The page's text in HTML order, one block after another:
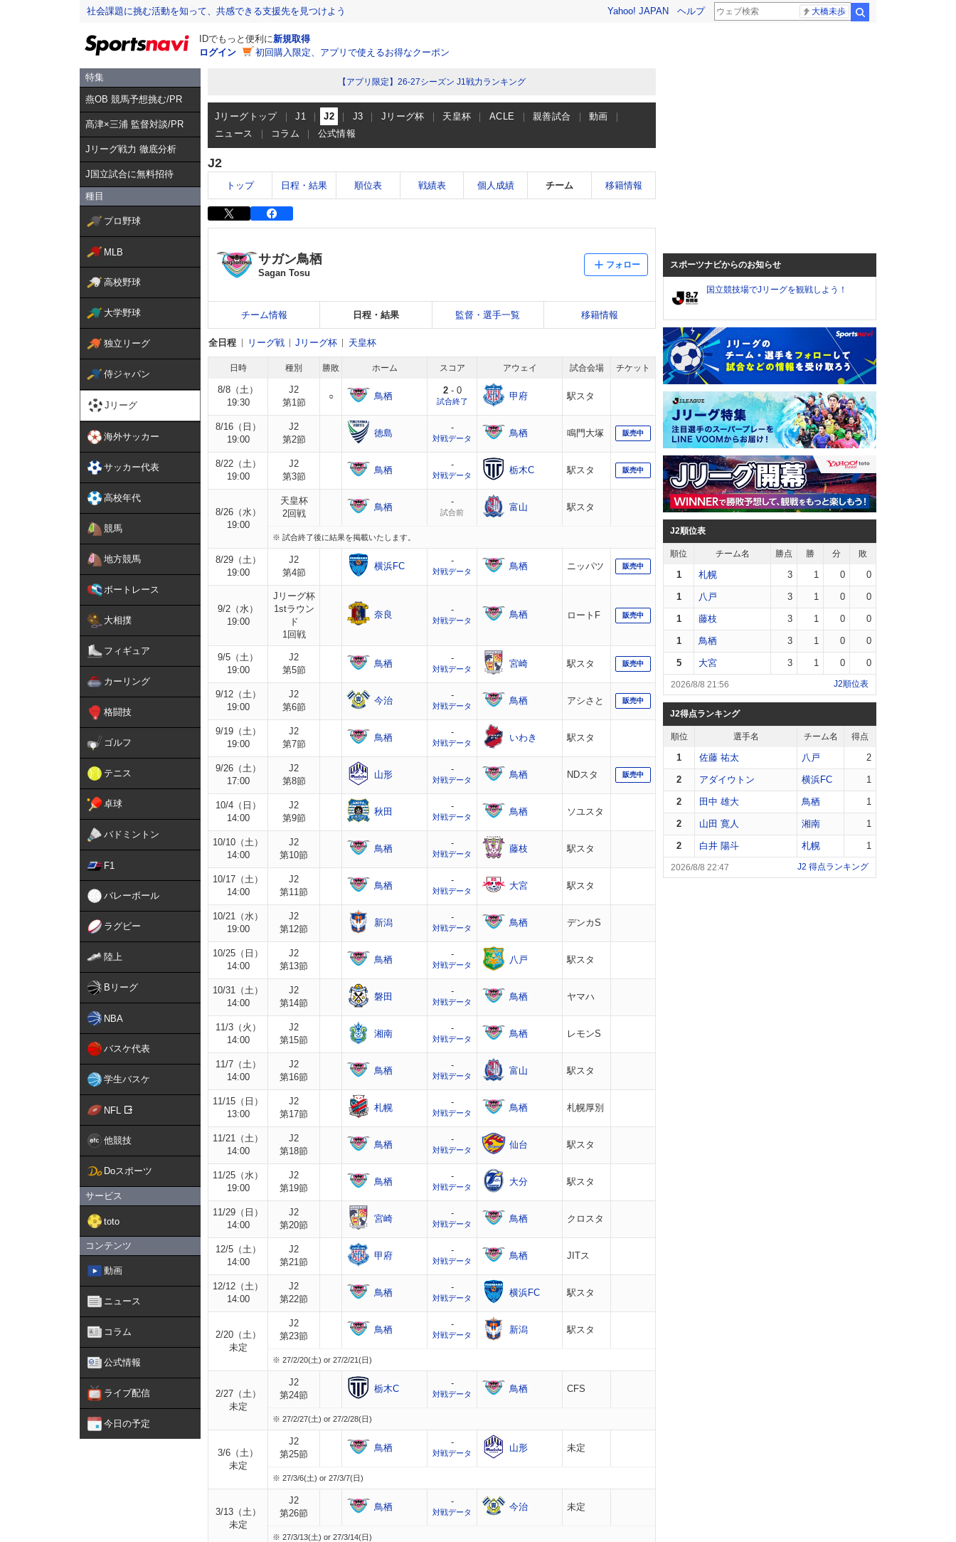
社会課題に挑む活動を知って、共感できる支援先を見つけよう Yahoo! JAPAN ヘルプ 大橋未歩
IDでもっと便利に新規取得
ログイン
初回購入限定、アプリで使えるお得なクーポン
特集
燕OB 競馬予想挑む/PR
髙津×三浦 監督対談/PR
Jリーグ戦力 徹底分析
J国立試合に無料招待
種目
プロ野球
MLB
高校野球
大学野球
独立リーグ
侍ジャパン
Jリーグ
海外サッカー
サッカー代表
高校年代
競馬
地方競馬
ボートレース
大相撲
フィギュア
カーリング
格闘技
ゴルフ
テニス
卓球
バドミントン
F1
バレーボール
ラグビー
陸上
Bリーグ
NBA
バスケ代表
学生バスケ
NFL
他競技
Doスポーツ
サービス
toto
コンテンツ
動画
ニュース
コラム
公式情報
ライブ配信
今日の予定
【アプリ限定】26-27シーズン J1戦力ランキング
Jリーグトップ J1 J2 J3 Jリーグ杯 天皇杯 ACLE 親善試合
動画
ニュース
コラム 公式情報
J2
トップ 日程・結果 順位表 戦績表 個人成績 チーム 移籍情報
サガン鳥栖
Sagan Tosu
フォロー
チーム情報 日程・結果 監督・選手一覧 移籍情報
全日程 リーグ戦 Jリーグ杯 天皇杯
日時 種別 勝敗 ホーム スコア アウェイ 試合会場 チケット
8/8（土）
19:30
J2
第1節
○ 鳥栖
2- 0
試合終了 甲府 駅スタ
8/16（日）
19:00
J2
第2節
徳島
-
対戦データ 鳥栖 鳴門大塚 販売中
8/22（土）
19:00
J2
第3節
鳥栖
-
対戦データ 栃木C 駅スタ 販売中
8/26（水）
19:00
天皇杯
2回戦
鳥栖
-
試合前 富山 駅スタ
※ 試合終了後に結果を掲載いたします。
8/29（土）
19:00
J2
第4節
横浜FC
-
対戦データ 鳥栖 ニッパツ 販売中
9/2（水）
19:00
Jリーグ杯
1stラウン
ド
1回戦
奈良 -
対戦データ
鳥栖 ロートF 販売中
9/5（土）
19:00
J2
第5節
鳥栖
-
対戦データ 宮崎 駅スタ 販売中
9/12（土）
19:00
J2
第6節
今治
-
対戦データ 鳥栖 アシさと 販売中
9/19（土）
19:00
J2
第7節
鳥栖
-
対戦データ いわき 駅スタ
9/26（土）
17:00
J2
第8節
山形
-
対戦データ 鳥栖 NDスタ 販売中
10/4（日）
14:00
J2
第9節
秋田
-
対戦データ 鳥栖 ソユスタ
10/10（土）
14:00
J2
第10節
鳥栖
-
対戦データ 藤枝 駅スタ
10/17（土）
14:00
J2
第11節
鳥栖
-
対戦データ 大宮 駅スタ
10/21（水）
19:00
J2
第12節
新潟
-
対戦データ 鳥栖 デンカS
10/25（日）
14:00
J2
第13節
鳥栖
-
対戦データ 八戸 駅スタ
10/31（土）
14:00
J2
第14節
磐田
-
対戦データ 鳥栖 ヤマハ
11/3（火）
14:00
J2
第15節
湘南
-
対戦データ 鳥栖 レモンS
11/7（土）
14:00
J2
第16節
鳥栖
-
対戦データ 富山 駅スタ
11/15（日）
13:00
J2
第17節
札幌
-
対戦データ 鳥栖 札幌厚別
11/21（土）
14:00
J2
第18節
鳥栖
-
対戦データ 仙台 駅スタ
11/25（水）
19:00
J2
第19節
鳥栖
-
対戦データ 大分 駅スタ
11/29（日）
14:00
J2
第20節
宮崎
-
対戦データ 鳥栖 クロスタ
12/5（土）
14:00
J2
第21節
甲府
-
対戦データ 鳥栖 JITス
12/12（土）
14:00
J2
第22節
鳥栖
-
対戦データ 横浜FC 駅スタ
2/20（土）
未定
J2
第23節
鳥栖
-
対戦データ 新潟 駅スタ
※ 27/2/20(土) or 27/2/21(日)
2/27（土）
未定
J2
第24節
栃木C
-
対戦データ 鳥栖 CFS
※ 27/2/27(土) or 27/2/28(日)
3/6（土）
未定
J2
第25節
鳥栖
-
対戦データ 山形 未定
※ 27/3/6(土) or 27/3/7(日)
3/13（土）
未定
J2
第26節
鳥栖
-
対戦データ 今治 未定
※ 27/3/13(土) or 27/3/14(日)
スポーツナビからのお知らせ
国立競技場でJリーグを観戦しよう！
J2順位表
順位 チーム名 勝点 勝 分 敗
1 札幌 3 1 0 0
1 八戸 3 1 0 0
1 藤枝 3 1 0 0
1 鳥栖 3 1 0 0
5 大宮 3 1 0 0
2026/8/8 21:56 J2順位表
J2得点ランキング
順位 選手名 チーム名 得点
1 佐藤 祐太 八戸 2
2 アダイウトン 横浜FC 1
2 田中 雄大 鳥栖 1
2 山田 寛人 湘南 1
2 白井 陽斗 札幌 1
2026/8/8 22:47 J2 得点ランキング